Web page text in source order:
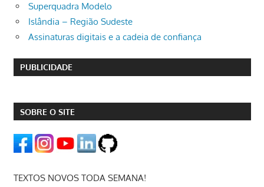
Superquadra Modelo
Islândia – Região Sudeste
Assinaturas digitais e a cadeia de confiança
PUBLICIDADE
SOBRE O SITE
TEXTOS NOVOS TODA SEMANA!